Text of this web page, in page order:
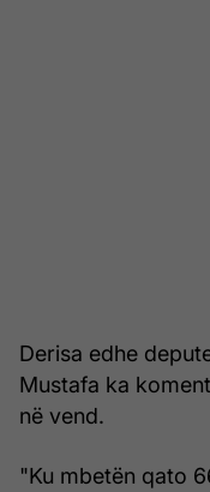
Derisa edhe
Mustafa ka
në vend.
"Ku mbetën qato